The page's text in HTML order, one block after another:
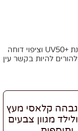
גגון מתארך המספק הגנה נוספת לתינוק, עם הגנת +UV50 וציפוי דוחה
להיות בקשר עין
קלאסי מעץ
מגוון צבעים